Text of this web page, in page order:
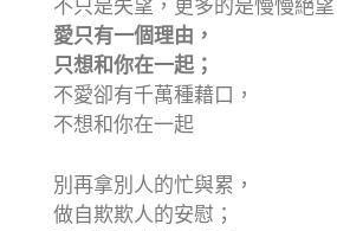
不只是失望，更多的是慢慢絕望
愛只有一個理由，
只想和你在一起；
不愛卻有千萬種藉口，
不想和你在一起
別再拿別人的忙與累，
做自欺欺人的安慰；